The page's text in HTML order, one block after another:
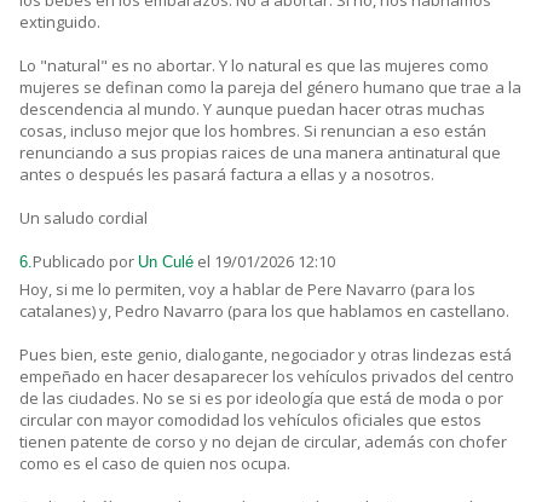
extinguido.
Lo "natural" es no abortar. Y lo natural es que las mujeres como
mujeres se definan como la pareja del género humano que trae a la
descendencia al mundo. Y aunque puedan hacer otras muchas
cosas, incluso mejor que los hombres. Si renuncian a eso están
renunciando a sus propias raices de una manera antinatural que
antes o después les pasará factura a ellas y a nosotros.
Un saludo cordial
6.Publicado por Un Culé el 19/01/2026 12:10
Hoy, si me lo permiten, voy a hablar de Pere Navarro (para los
catalanes) y, Pedro Navarro (para los que hablamos en castellano.
Pues bien, este genio, dialogante, negociador y otras lindezas está
empeñado en hacer desaparecer los vehículos privados del centro
de las ciudades. No se si es por ideología que está de moda o por
circular con mayor comodidad los vehículos oficiales que estos
tienen patente de corso y no dejan de circular, además con chofer
como es el caso de quien nos ocupa.